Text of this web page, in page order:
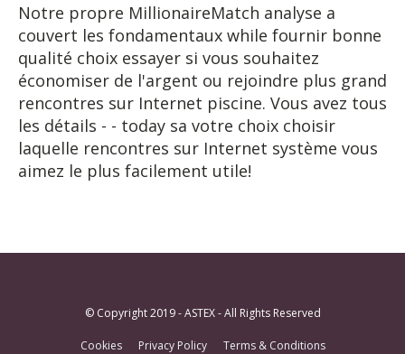
Notre propre MillionaireMatch analyse a
couvert les fondamentaux while fournir bonne
qualité choix essayer si vous souhaitez
économiser de l'argent ou rejoindre plus grand
rencontres sur Internet piscine. Vous avez tous
les détails - - today sa votre choix choisir
laquelle rencontres sur Internet système vous
aimez le plus facilement utile!
© Copyright 2019 - ASTEX - All Rights Reserved
Cookies Privacy Policy Terms & Conditions